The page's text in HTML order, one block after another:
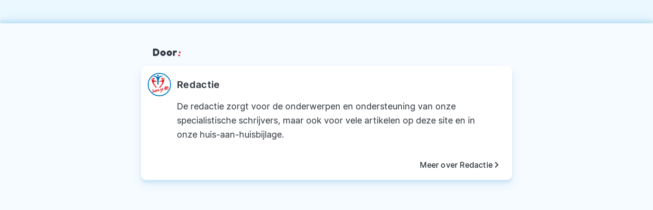
Door:
Redactie
De redactie zorgt voor de onderwerpen en ondersteuning van onze
specialistische schrijvers, maar ook voor vele artikelen op deze site en in
onze huis-aan-huisbijlage.
Meer over Redactiekeyboard_arrow_right